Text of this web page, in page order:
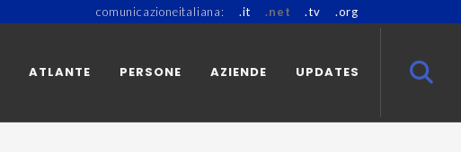
comunicazioneitaliana: .it .net .tv .org
ATLANTE PERSONE AZIENDE UPDATES